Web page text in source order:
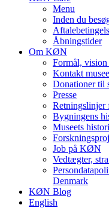
Menu
Inden du
Åbningstider
Om KØN
Formål,
Kontakt
Donationer til
Presse
Retningslinjer
Bygningens
Museets
Job på KØN
Vedtægter,
Denmark
KØN Blog
English